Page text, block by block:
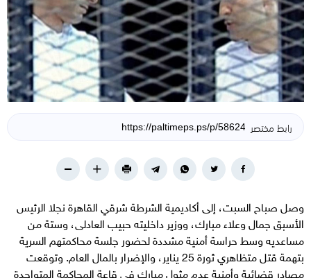
رابط مختصر
وصل صباح السبت، إلى أكاديمية الشرطة شرقي القاهرة نجلا الرئيس
الأسبق جمال وعلاء مبارك، ووزير داخليته حبيب العادلى، وستة من
مساعديه وسط حراسة أمنية مشددة لحضور جلسة محاكمتهم السرية
بتهمة قتل متظاهري ثورة 25 يناير، والإضرار بالمال العام. وتوقعت
مصادر قضائية وأمنية عدم مثول مبارك في قاعة المحاكمة المتواجدة